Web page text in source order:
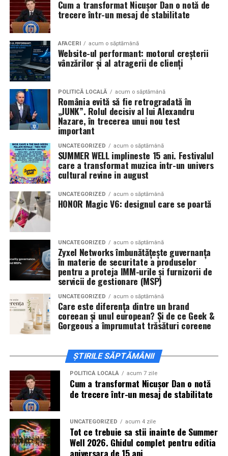
mea”de la Cinema City din City Park Constanța,de la
18:30, unde
regizorul Paul Decu și actrița Azaleea
Necula, originari din Constanța și împrejurimi, vor
prezenta filmul alături de colegii lor
Alexandra Răduță și Gabriel Vatavu.
Cinema City Shopping City Galați
12 februarie de la 18:30la întâlnirea cu actrițele
State și Azaleea Necula și regizorul Paul Decu.
Pe 13 februarie la ora 18:30, spectatorii dinIași
invitați la proiecția specială din
Mall, alături de regizorulPaul Decuși de
actoriiGabriel Vatavu, Sergiu Costache, Azaleea
Necula, Alexandra Răduță.
De „Ziua Îndrăgostiților”, pe14 februarie, în Cinema
City Iulius Mall Suceava, de la 18:30, spectatorii sunt
invitați la film alături de regizorul
actoriiSergiu Costache, Vlad si Oana Gherman,
Alexandra Răduță.
Cineplexx Băneasa Shopping City
Bucureștigăzduiește o proiecție specială în prezența
întregii echipe pe15 februarie, de la 17:30.
ÎnCraiova , regizorul Paul Decuși actorii Sergiu
Costache, Azaleea Necula și Oana Gherman vor
Mall pe 16 februarie de la ora 18:00.
ActoriiVlad Gherman, Oana Gherman și Ioana
Ginghinăvin la întâlnirea cu publicul dinCinema City
Vivo! Pitești pe 17 februarie, de la 18:30și vor
participa la o discuție după proiecție, alături de
regizorulPaul Decu.
Caravana„În pielea mea” ajunge laCinema City
Cum a transformat Nicușor Dan o notă de
trecere într-un mesaj de stabilitate
AFACERI acum o săptămână
Website-ul performant: motorul creșterii
vânzărilor și al atragerii de clienți
POLITICĂ LOCALĂ acum o săptămână
România evită să fie retrogradată în
„JUNK”. Rolul decisiv al lui Alexandru
Nazare, în trecerea unui nou test
important
UNCATEGORIZED acum o săptămână
SUMMER WELL implineste 15 ani. Festivalul
care a transformat muzica intr-un univers
cultural revine in august
UNCATEGORIZED acum o săptămână
HONOR Magic V6: designul care se poartă
UNCATEGORIZED acum o săptămână
Zyxel Networks îmbunătățește guvernanța
în materie de securitate a produselor
pentru a proteja IMM-urile și furnizorii de
servicii de gestionare (MSP)
UNCATEGORIZED acum o săptămână
Care este diferența dintre un brand
coreean și unul european? Și de ce Geek &
Gorgeous a împrumutat trăsături coreene
ȘTIRILE SĂPTĂMÂNII
POLITICĂ LOCALĂ acum 7 zile
Cum a transformat Nicușor Dan o notă
de trecere într-un mesaj de stabilitate
UNCATEGORIZED acum 4 zile
Tot ce trebuie sa stii inainte de Summer
Well 2026. Ghidul complet pentru editia
aniversara de 15 ani